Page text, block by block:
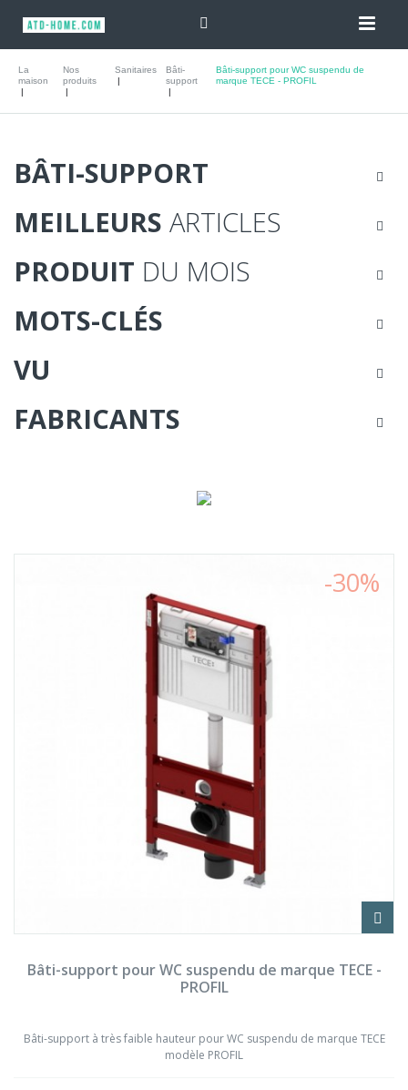
La
maison
Nos
produits
Sanitaires
Bâti-
support
Bâti-support pour WC suspendu de
marque TECE - PROFIL
BÂTI-SUPPORT
MEILLEURS ARTICLES
PRODUIT DU MOIS
MOTS-CLÉS
VU
FABRICANTS
MAISON
-30%
Bâti-support pour WC suspendu de marque TECE -
PROFIL
Bâti-support à très faible hauteur pour WC suspendu de marque TECE
modèle PROFIL